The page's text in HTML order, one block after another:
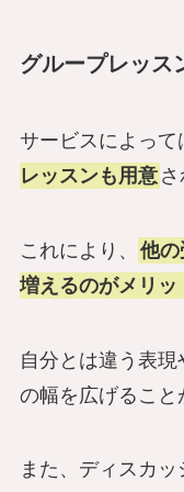
グループレッス
サービスによって
レッスンも用意 さ
これにより、
他の
増えるのがメリッ
自分とは違う表
の幅を広げること
また、ディスカ